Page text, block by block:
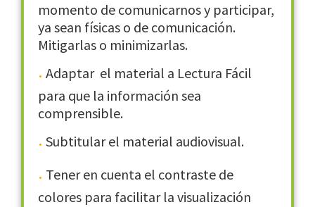
momento de comunicarnos y participar,
ya sean físicas o de comunicación.
Mitigarlas o minimizarlas.
Adaptar el material a Lectura Fácil
para que la información sea
comprensible.
Subtitular el material audiovisual.
Tener en cuenta el contraste de
colores para facilitar la visualización